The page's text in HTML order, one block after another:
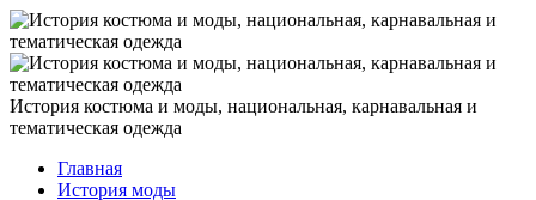
История костюма и моды, национальная, карнавальная и
тематическая одежда
Главная
История моды